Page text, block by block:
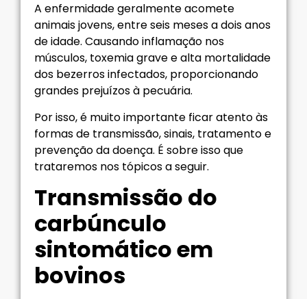
A enfermidade geralmente acomete
animais jovens, entre seis meses a dois anos
de idade. Causando inflamação nos
músculos, toxemia grave e alta mortalidade
dos bezerros infectados, proporcionando
grandes prejuízos à pecuária.
Por isso, é muito importante ficar atento às
formas de transmissão, sinais, tratamento e
prevenção da doença. É sobre isso que
trataremos nos tópicos a seguir.
Transmissão do
carbúnculo
sintomático em
bovinos